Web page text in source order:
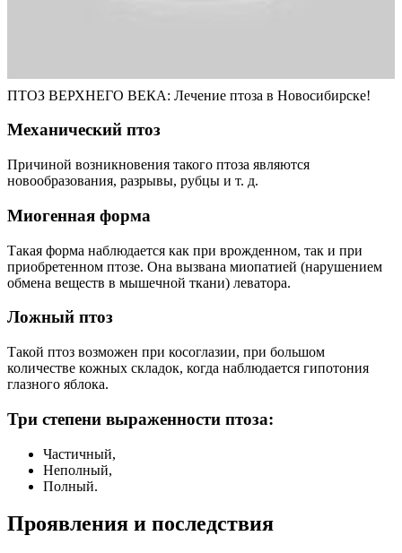
ПТОЗ ВЕРХНЕГО ВЕКА: Лечение птоза в Новосибирске!
Механический птоз
Причиной возникновения такого птоза являются
новообразования, разрывы, рубцы и т. д.
Миогенная форма
Такая форма наблюдается как при врожденном, так и при
приобретенном птозе. Она вызвана миопатией (нарушением
обмена веществ в мышечной ткани) леватора.
Ложный птоз
Такой птоз возможен при косоглазии, при большом
количестве кожных складок, когда наблюдается гипотония
глазного яблока.
Три степени выраженности птоза:
Частичный,
Неполный,
Полный.
Проявления и последствия